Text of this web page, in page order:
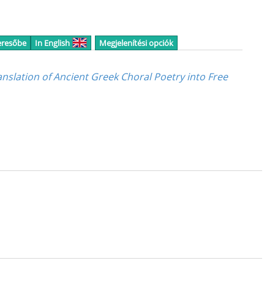
In English Megjelenítési opciók
of Ancient Greek Choral Poetry into Free